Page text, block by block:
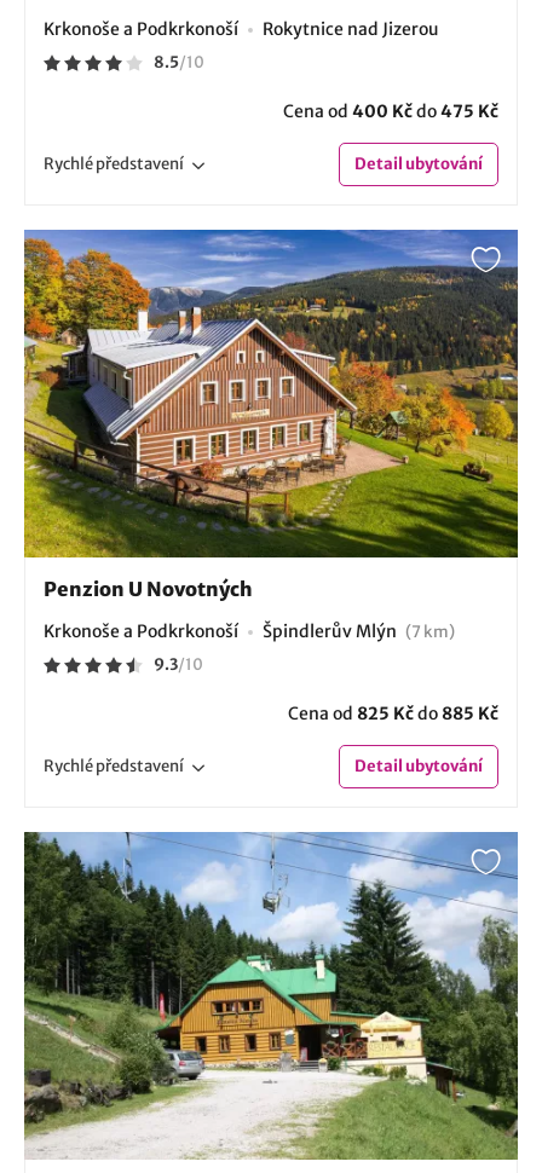
Krkonoše a Podkrkonoší Rokytnice nad Jizerou
8.5/10
Cena od 400 Kčdo475 Kč
Rychlépředstavení Detailubytování
Penzion U Novotných
Krkonoše a Podkrkonoší Špindlerův Mlýn (7 km)
9.3/10
Cena od 825 Kčdo 885 Kč
Rychlépředstavení Detailubytování